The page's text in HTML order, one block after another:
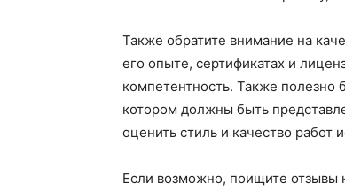
Также обратите внимание на
его опыте, сертификатах и
компетентность. Также полезно
котором должны быть
оценить стиль и качество работ
Если возможно, поищите отзывы